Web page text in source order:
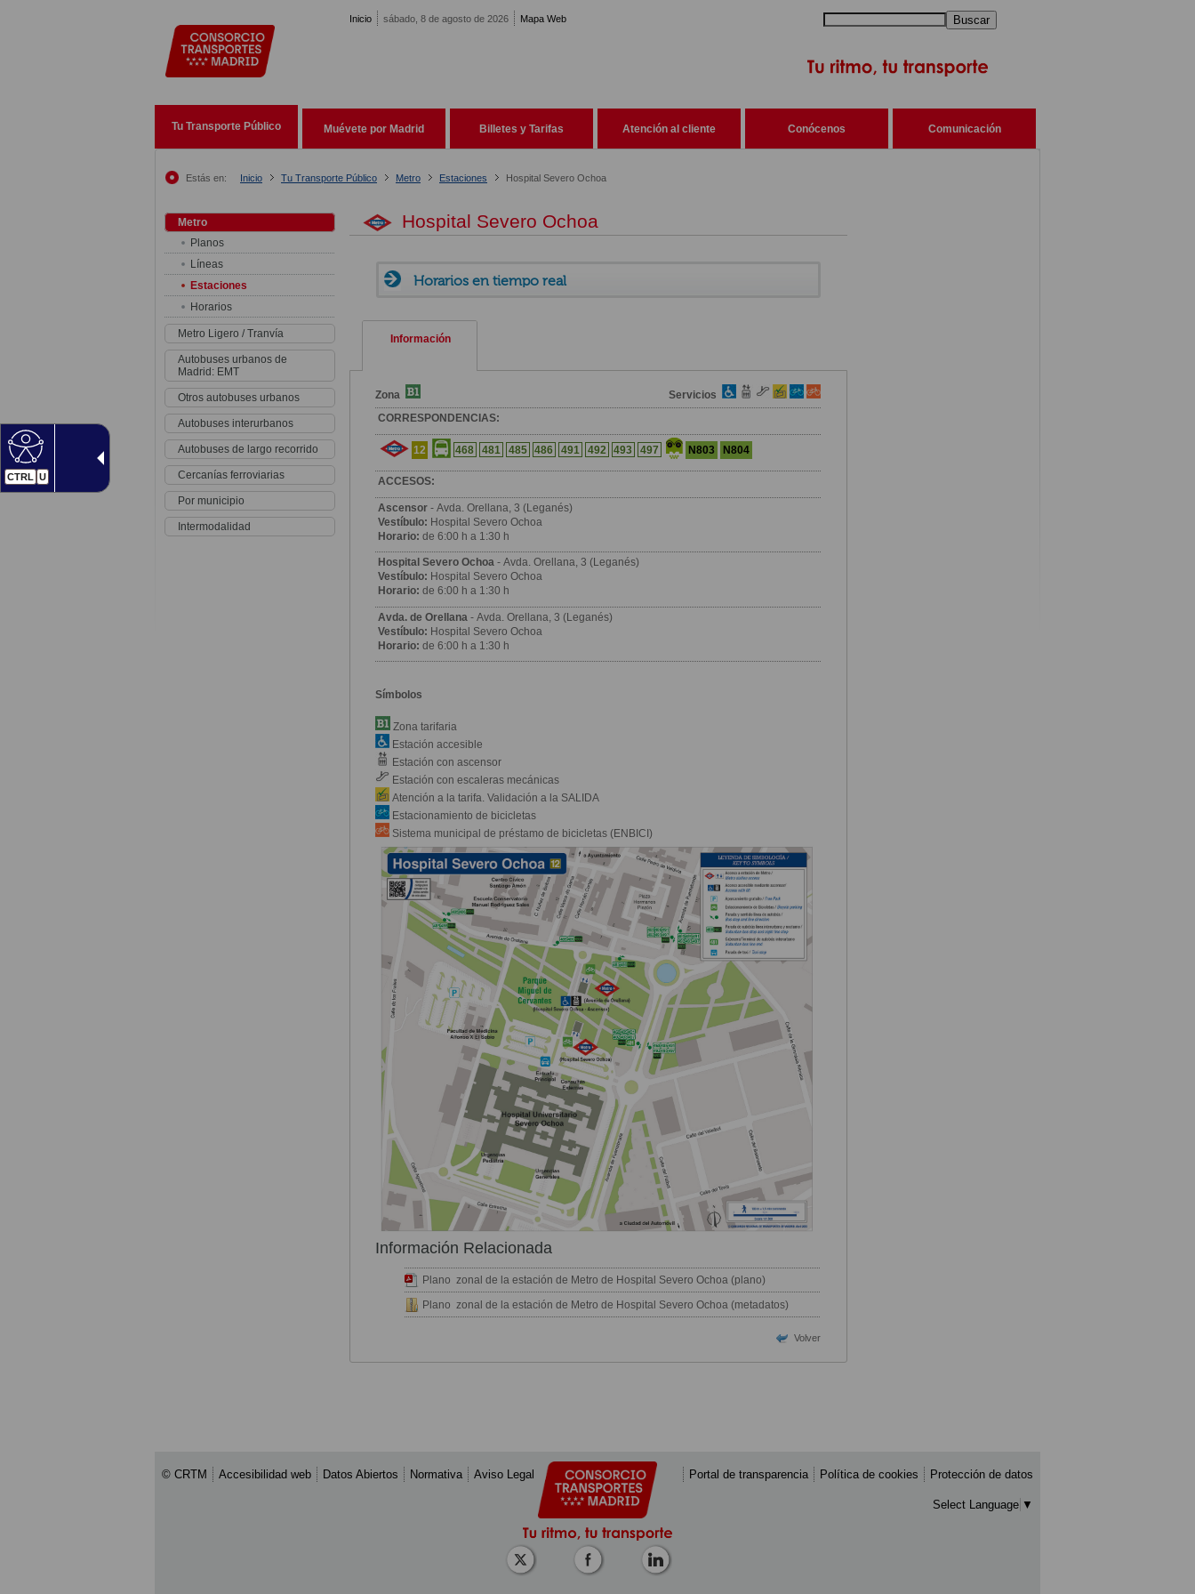
CTRL U
Inicio sábado, 8 de agosto de 2026 Mapa Web Buscar
Tu Transporte Público Muévete por Madrid Billetes y Tarifas Atención al cliente Conócenos Comunicación
Estás en: Inicio Tu Transporte Público Metro Estaciones Hospital Severo Ochoa
Metro
Planos
Líneas
Estaciones
Horarios
Metro Ligero / Tranvía
Autobuses urbanos de
Madrid: EMT
Otros autobuses urbanos
Autobuses interurbanos
Autobuses de largo recorrido
Cercanías ferroviarias
Por municipio
Intermodalidad
Hospital Severo Ochoa
Horarios en tiempo real
Información
Zona
Servicios
CORRESPONDENCIAS:
12 468 481 485 486 491 492 493 497 N803 N804
ACCESOS:
Ascensor - Avda. Orellana, 3 (Leganés)
Vestíbulo: Hospital Severo Ochoa
Horario: de 6:00 h a 1:30 h
Hospital Severo Ochoa - Avda. Orellana, 3 (Leganés)
Vestíbulo: Hospital Severo Ochoa
Horario: de 6:00 h a 1:30 h
Avda. de Orellana - Avda. Orellana, 3 (Leganés)
Vestíbulo: Hospital Severo Ochoa
Horario: de 6:00 h a 1:30 h
Símbolos
Zona tarifaria
Estación accesible
Estación con ascensor
Estación con escaleras mecánicas
Atención a la tarifa. Validación a la SALIDA
Estacionamiento de bicicletas
Sistema municipal de préstamo de bicicletas (ENBICI)
Información Relacionada
Plano zonal de la estación de Metro de Hospital Severo Ochoa (plano)
Plano zonal de la estación de Metro de Hospital Severo Ochoa (metadatos)
Volver
© CRTM Accesibilidad web Datos Abiertos Normativa Aviso Legal Portal de transparencia Política de cookies Protección de datos
Select Language ▼